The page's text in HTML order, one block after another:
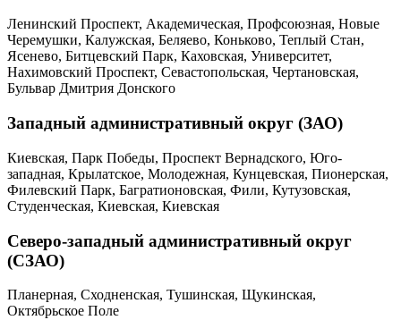
Ленинский Проспект, Академическая, Профсоюзная, Новые
Черемушки, Калужская, Беляево, Коньково, Теплый Стан,
Ясенево, Битцевский Парк, Каховская, Университет,
Нахимовский Проспект, Севастопольская, Чертановская,
Бульвар Дмитрия Донского
Западный административный округ (ЗАО)
Киевская, Парк Победы, Проспект Вернадского, Юго-
западная, Крылатское, Молодежная, Кунцевская, Пионерская,
Филевский Парк, Багратионовская, Фили, Кутузовская,
Студенческая, Киевская, Киевская
Северо-западный административный округ
(СЗАО)
Планерная, Сходненская, Тушинская, Щукинская,
Октябрьское Поле